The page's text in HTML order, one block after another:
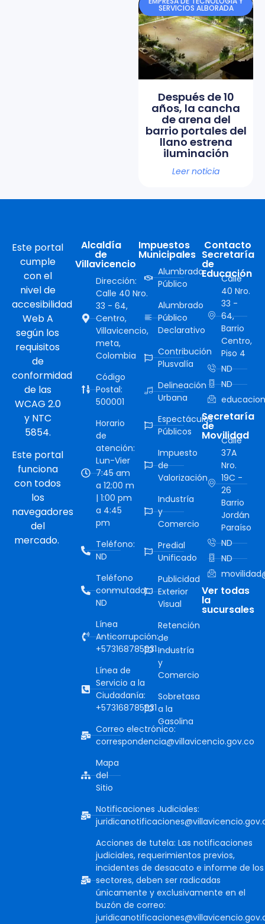
SERVICIOS ALBORADA
Después de 10
años, la cancha
de arena del
barrio portales del
llano estrena
iluminación
Leer noticia
Este portal
cumple
con el
nivel de
accesibilidad
Web A
según los
requisitos
de
conformidad
de las
WCAG 2.0
y NTC
5854.
Este portal
funciona
con todos
los
navegadores
del
mercado.
Alcaldía
de
Villavicencio
Dirección:
Calle 40 Nro.
33 - 64,
Centro,
Villavicencio,
meta,
Colombia
Código
Postal:
500001
Horario
de
atención:
Lun-Vier
7:45 am
a 12:00 m
| 1:00 pm
a 4:45
pm
Teléfono:
ND
Teléfono
conmutador:
ND
Línea
Anticorrupción:
+573168785931
Línea de
Servicio a la
Ciudadanía:
+573168785931
Correo electrónico:
correspondencia@villavicencio.gov.co
Mapa
del
Sitio
Notificaciones Judiciales:
Acciones de tutela: Las notificaciones
judiciales, requerimientos previos,
incidentes de desacato e informe de los
sectores, deben ser radicadas
únicamente y exclusivamente en el
buzón de correo:
Impuestos
Municipales
Alumbrado
Público
Alumbrado
Público
Declarativo
Contribución
Plusvalía
Delineación
Urbana
Espectáculos
Públicos
Impuesto
de
Valorización
Industría
y
Comercio
Predial
Unificado
Publicidad
Exterior
Visual
Retención
de
Industría
y
Comercio
Sobretasa
a la
Gasolina
Contacto
Secretaría
de
Educación
Calle
40 Nro.
33 -
64,
Barrio
Centro,
Piso 4
ND
ND
Secretaría
de
Movilidad
Calle
37A
Nro.
19C -
26
Barrio
Jordán
Paraíso
ND
ND
Ver todas
la
sucursales